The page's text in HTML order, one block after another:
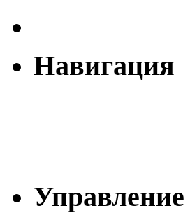
Навигация
Управление